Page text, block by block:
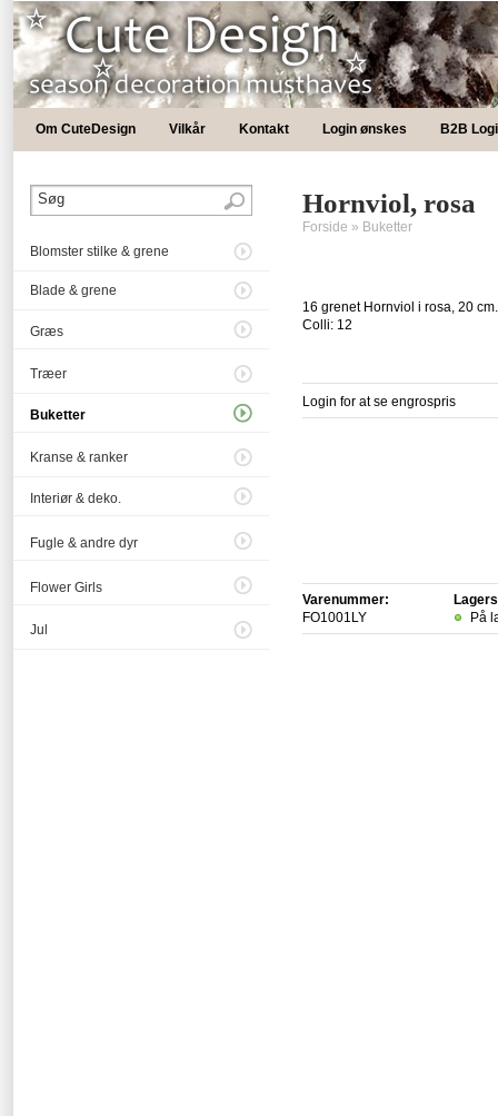
Om CuteDesign Vilkår Kontakt Login ønskes B2B
Blomster stilke & grene
Blade & grene
Græs
Træer
Buketter
Kranse & ranker
Interiør & deko.
Fugle & andre dyr
Flower Girls
Jul
Hornviol, rosa
Forside » Buketter
16 grenet Hornviol i rosa, 20 cm.
Colli: 12
Login for at se engrospris
Varenummer:
FO1001LY
På